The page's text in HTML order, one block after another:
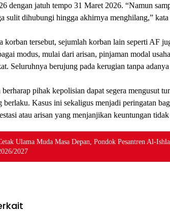
dengan jatuh tempo 31 Maret 2026. “Namun
sulit dihubungi hingga akhirnya menghilang,” kata
korban tersebut, sejumlah korban lain seperti AF
modus, mulai dari arisan, pinjaman modal
Seluruhnya berujung pada kerugian tanpa
berharap pihak kepolisian dapat segera mengusut
berlaku. Kasus ini sekaligus menjadi peringatan
atau arisan yang menjanjikan keuntungan
Ulama Muda Masa Depan, Pondok Pesantren Al-
2027